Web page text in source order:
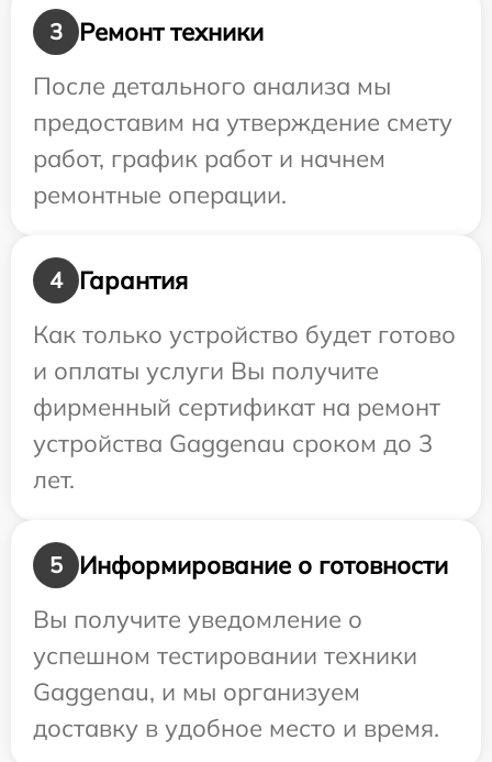
3
Ремонт техники
После детального анализа мы
предоставим на утверждение смету
работ, график работ и начнем
ремонтные операции.
4
Гарантия
Как только устройство будет готово
и оплаты услуги Вы получите
фирменный сертификат на ремонт
устройства Gaggenau сроком до 3
лет.
5
Информирование о готовности
Вы получите уведомление о
успешном тестировании техники
Gaggenau, и мы организуем
доставку в удобное место и время.